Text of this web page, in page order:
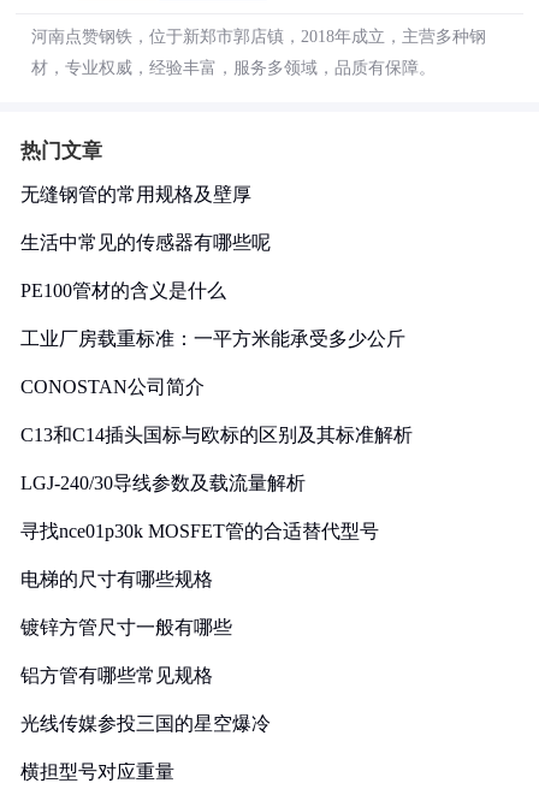
河南点赞钢铁，位于新郑市郭店镇，2018年成立，主营多种钢
材，专业权威，经验丰富，服务多领域，品质有保障。
热门文章
无缝钢管的常用规格及壁厚
生活中常见的传感器有哪些呢
PE100管材的含义是什么
工业厂房载重标准：一平方米能承受多少公斤
CONOSTAN公司简介
C13和C14插头国标与欧标的区别及其标准解析
LGJ-240/30导线参数及载流量解析
寻找nce01p30k MOSFET管的合适替代型号
电梯的尺寸有哪些规格
镀锌方管尺寸一般有哪些
铝方管有哪些常见规格
光线传媒参投三国的星空爆冷
横担型号对应重量